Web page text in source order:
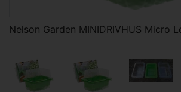
Nelson Garden MINIDRIVHUS Micro